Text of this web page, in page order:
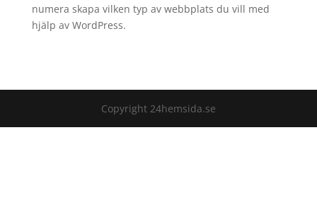
numera skapa vilken typ av webbplats du vill med
hjälp av WordPress.
Copyright 24hemsida.se